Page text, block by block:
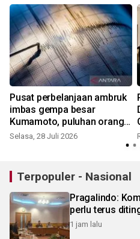
Pusat perbelanjaan ambruk
imbas gempa besar
Kumamoto, puluhan orang
terjebak
Selasa, 28 Juli 2026
Terpopuler - Nasional
Pragalindo:
perlu terus
1 jam lalu